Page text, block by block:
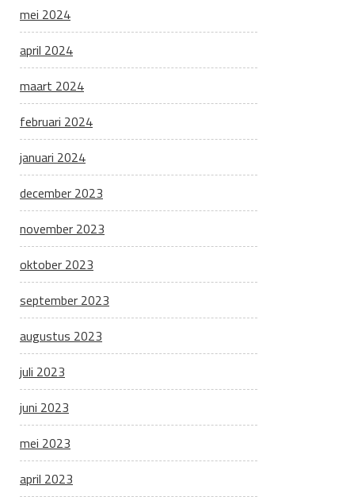
mei 2024
april 2024
maart 2024
februari 2024
januari 2024
december 2023
november 2023
oktober 2023
september 2023
augustus 2023
juli 2023
juni 2023
mei 2023
april 2023